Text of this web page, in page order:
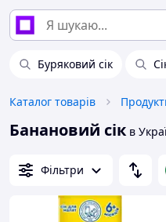
Буряковий сік
Каталог товарів
Банановий сік в
Фільтри